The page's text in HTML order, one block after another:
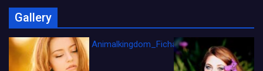
Gallery
Animalkingdom_FichaCine